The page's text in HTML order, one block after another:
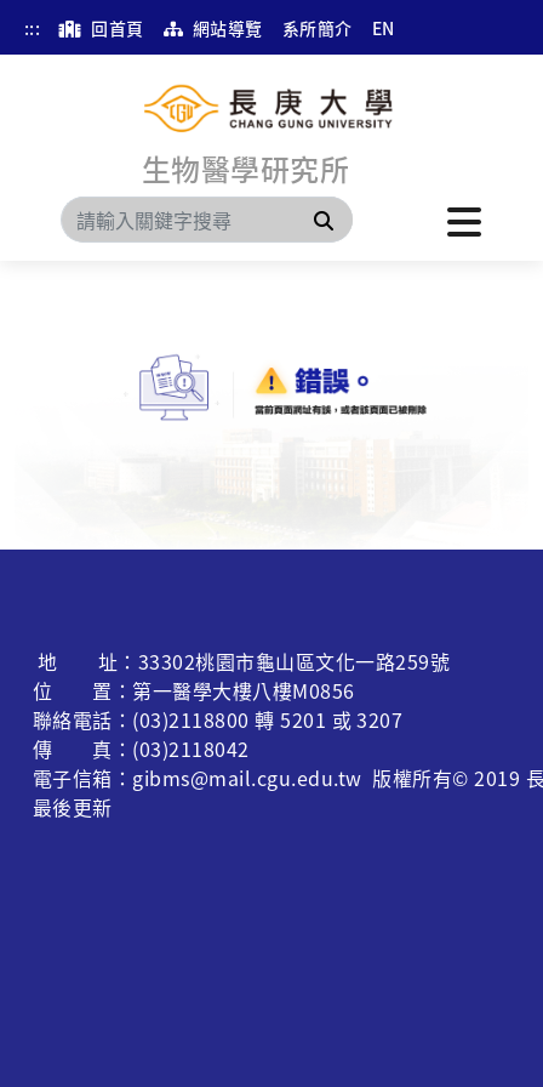
::: 回首頁 網站導覽 系所簡介 EN
生物醫學研究所
搜尋
地 址：33302桃園市龜山區文化一路259號
位 置：第一醫學大樓八樓M0856
聯絡電話：(03)2118800 轉 5201 或 3207
傳 真：(03)2118042
電子信箱：gibms@mail.cgu.edu.tw 版權所有© 2019
最後更新